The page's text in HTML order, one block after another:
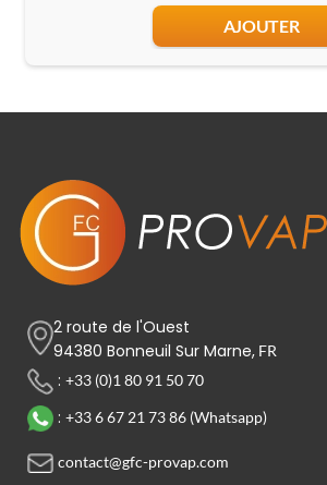
AJOUTER
2 route de l'Ouest
94380 Bonneuil Sur Marne, FR
: +33 (0)1 80 91 50 70
: +33 6 67 21 73 86 (Whatsapp)
contact@gfc-provap.com